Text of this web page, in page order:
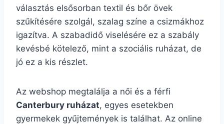
választás elsősorban textil és bőr övek
szűkítésére szolgál, szalag színe a csizmákhoz
igazítva. A szabadidő viselésére ez a szabály
kevésbé kötelező, mint a szociális ruházat, de
jó ez a kis részlet.
Az webshop megtalálja a női és a férfi
Canterbury ruházat, egyes esetekben
gyermekek gyűjtemények is találhat. Az online